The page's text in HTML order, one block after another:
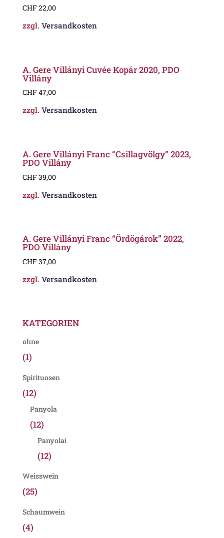
CHF 22,00
zzgl. Versandkosten
A. Gere Villányi Cuvée Kopár 2020, PDO
Villány
CHF 47,00
zzgl. Versandkosten
A. Gere Villányi Franc “Csillagvölgy” 2023,
PDO Villány
CHF 39,00
zzgl. Versandkosten
A. Gere Villányi Franc “Ördögárok” 2022,
PDO Villány
CHF 37,00
zzgl. Versandkosten
KATEGORIEN
ohne
(1)
Spirituosen
(12)
Panyola
(12)
Panyolai
(12)
Weisswein
(25)
Schaumwein
(4)